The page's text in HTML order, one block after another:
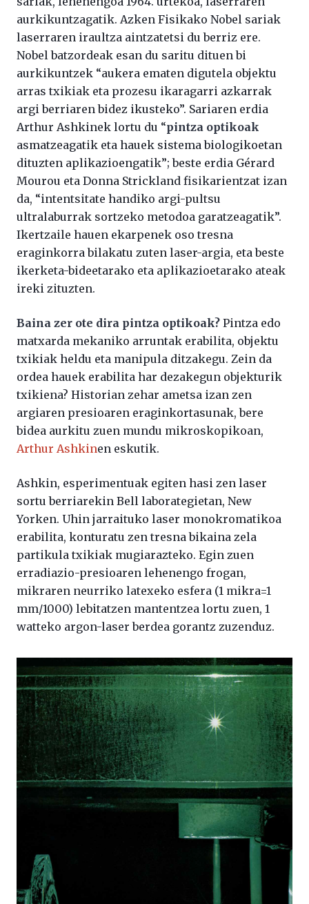
aurkikuntzagatik. Azken Fisikako Nobel sariak
laserraren iraultza aintzatetsi du berriz ere.
Nobel batzordeak esan du saritu dituen bi
aurkikuntzek “aukera ematen digutela objektu
arras txikiak eta prozesu ikaragarri azkarrak
argi berriaren bidez ikusteko”. Sariaren erdia
Arthur Ashkinek lortu du “pintza optikoak
asmatzeagatik eta hauek sistema biologikoetan
dituzten aplikazioengatik”; beste erdia Gérard
Mourou eta Donna Strickland fisikarientzat izan
da, “intentsitate handiko argi-pultsu
ultralaburrak sortzeko metodoa garatzeagatik”.
Ikertzaile hauen ekarpenek oso tresna
eraginkorra bilakatu zuten laser-argia, eta beste
ikerketa-bideetarako eta aplikazioetarako ateak
ireki zituzten.
Baina zer ote dira pintza optikoak? Pintza edo
matxarda mekaniko arruntak erabilita, objektu
txikiak heldu eta manipula ditzakegu. Zein da
ordea hauek erabilita har dezakegun objekturik
txikiena? Historian zehar ametsa izan zen
argiaren presioaren eraginkortasunak, bere
bidea aurkitu zuen mundu mikroskopikoan,
Arthur Ashkinen eskutik.
Ashkin, esperimentuak egiten hasi zen laser
sortu berriarekin Bell laborategietan, New
Yorken. Uhin jarraituko laser monokromatikoa
erabilita, konturatu zen tresna bikaina zela
partikula txikiak mugiarazteko. Egin zuen
erradiazio-presioaren lehenengo frogan,
mikraren neurriko latexeko esfera (1 mikra=1
mm/1000) lebitatzen mantentzea lortu zuen, 1
watteko argon-laser berdea gorantz zuzenduz.